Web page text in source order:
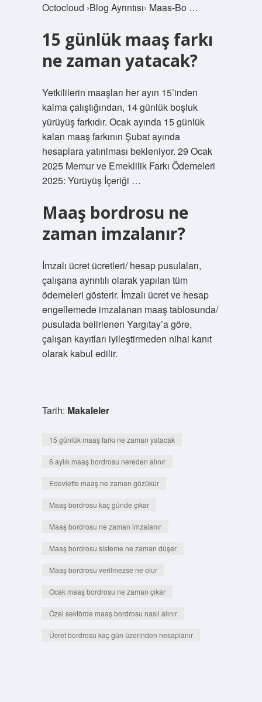
Octocloud ›Blog Ayrıntısı› Maas-Bo …
15 günlük maaş farkı
ne zaman yatacak?
Yetkililerin maaşları her ayın 15’inden
kalma çalıştığından, 14 günlük boşluk
yürüyüş farkıdır. Ocak ayında 15 günlük
kalan maaş farkının Şubat ayında
hesaplara yatırılması bekleniyor. 29 Ocak
2025 Memur ve Emeklilik Farkı Ödemeleri
2025: Yürüyüş İçeriği …
Maaş bordrosu ne
zaman imzalanır?
İmzalı ücret ücretleri/ hesap pusulaları,
çalışana ayrıntılı olarak yapılan tüm
ödemeleri gösterir. İmzalı ücret ve hesap
engellemede imzalanan maaş tablosunda/
pusulada belirlenen Yargıtay’a göre,
çalışan kayıtları iyileştirmeden nihai kanıt
olarak kabul edilir.
Tarih: Makaleler
15 günlük maaş farkı ne zaman yatacak
6 aylık maaş bordrosu nereden alınır
Edevlette maaş ne zaman gözükür
Maaş bordrosu kaç günde çıkar
Maaş bordrosu ne zaman imzalanır
Maaş bordrosu sisteme ne zaman düşer
Maaş bordrosu verilmezse ne olur
Ocak maaş bordrosu ne zaman çıkar
Özel sektörde maaş bordrosu nasıl alınır
Ücret bordrosu kaç gün üzerinden hesaplanır